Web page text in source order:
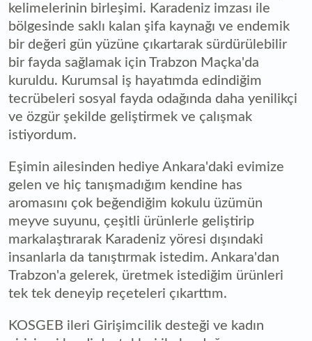
kelimelerinin birleşimi. Karadeniz imzası ile
bölgesinde saklı kalan şifa kaynağı ve endemik
bir değeri gün yüzüne çıkartarak sürdürülebilir
bir fayda sağlamak için Trabzon Maçka'da
kuruldu. Kurumsal iş hayatımda edindiğim
tecrübeleri sosyal fayda odağında daha yenilikçi
ve özgür şekilde geliştirmek ve çalışmak
istiyordum.
Eşimin ailesinden hediye Ankara'daki evimize
gelen ve hiç tanışmadığım kendine has
aromasını çok beğendiğim kokulu üzümün
meyve suyunu, çeşitli ürünlerle geliştirip
markalaştırarak Karadeniz yöresi dışındaki
insanlarla da tanıştırmak istedim. Ankara'dan
Trabzon'a gelerek, üretmek istediğim ürünleri
tek tek deneyip reçeteleri çıkarttım.
KOSGEB ileri Girişimcilik desteği ve kadın